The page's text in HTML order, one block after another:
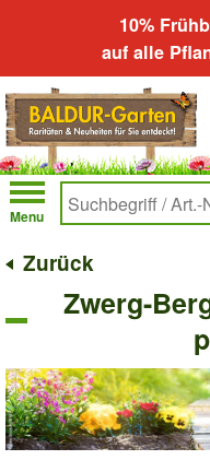
10%
auf alle
Menu
Zurück
Zwerg-